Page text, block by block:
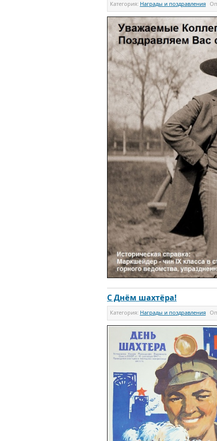
Категория: Награды и поздравления
С Днём шахтёра!
Категория: Награды и поздравления